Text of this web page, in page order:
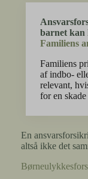
barnet kan
Familiens
Familiens
af indbo-
relevant,
for en
En
altså ikke det